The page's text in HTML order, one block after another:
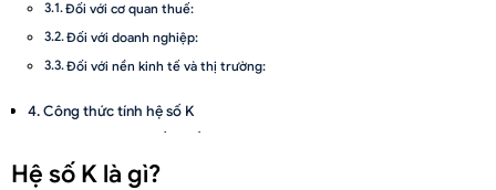
Đối với cơ quan thuế:
Đối với doanh nghiệp:
Đối với nền kinh tế và thị trường:
Công thức tính hệ số K
Tác động của hệ số K đến doanh nghiệp
Doanh nghiệp cần làm gì để cải thiện hệ số K?
Hệ số K là gì?